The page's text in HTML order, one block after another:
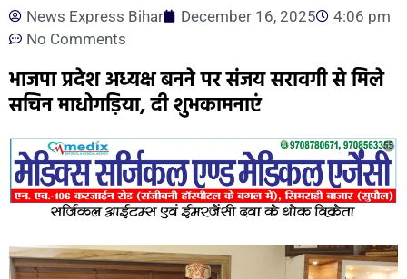
News Express Bihar December 16, 2025
4:06 pm
No Comments
भाजपा प्रदेश अध्यक्ष बनने पर संजय सरावगी से मिले
सचिन माधोगड़िया, दी शुभकामनाएं